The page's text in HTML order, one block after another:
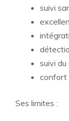
suivi
suivi du
confort
Ses limites :